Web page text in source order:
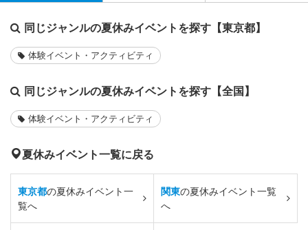
同じジャンルの夏休みイベントを探す【東京都】
体験イベント・アクティビティ
同じジャンルの夏休みイベントを探す【全国】
体験イベント・アクティビティ
夏休みイベント一覧に戻る
東京都の夏休みイベント一
覧へ
関東の夏休みイベント一覧
へ